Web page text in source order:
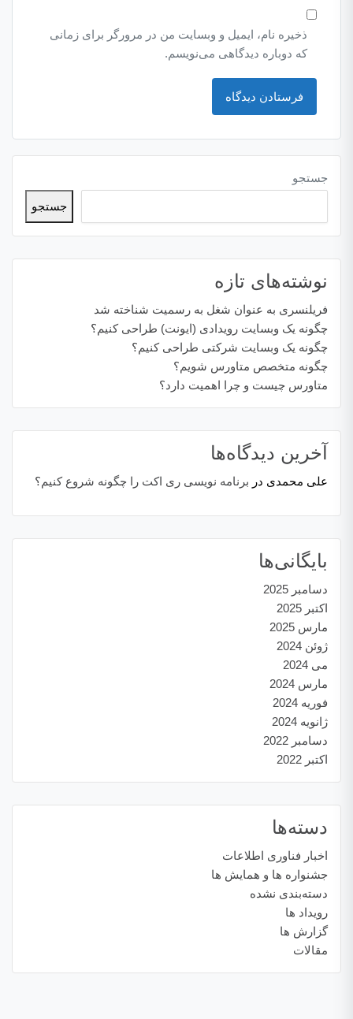
ذخیره نام، ایمیل و وبسایت من در مرورگر برای زمانی
که دوباره دیدگاهی می‌نویسم.
جستجو
جستجو
نوشته‌های تازه
فریلنسری به عنوان شغل به رسمیت شناخته شد
چگونه یک وبسایت رویدادی (ایونت) طراحی کنیم؟
چگونه یک وبسایت شرکتی طراحی کنیم؟
چگونه متخصص متاورس شویم؟
متاورس چیست و چرا اهمیت دارد؟
آخرین دیدگاه‌ها
علی محمدی در برنامه نویسی ری اکت را چگونه شروع کنیم؟
بایگانی‌ها
دسامبر 2025
اکتبر 2025
مارس 2025
ژوئن 2024
می 2024
مارس 2024
فوریه 2024
ژانویه 2024
دسامبر 2022
اکتبر 2022
دسته‌ها
اخبار فناوری اطلاعات
جشنواره ها و همایش ها
دسته‌بندی نشده
رویداد ها
گزارش ها
مقالات